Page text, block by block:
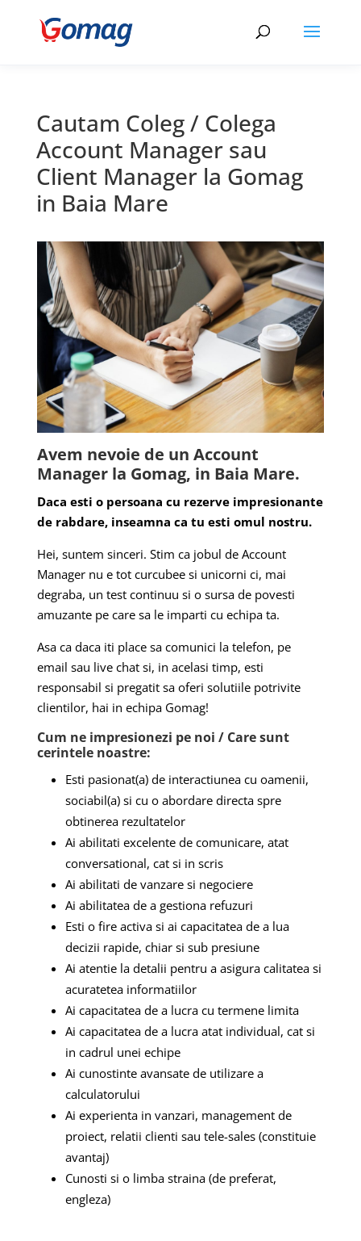
Cautam Coleg / Colega
Account Manager sau
Client Manager la Gomag
in Baia Mare
Avem nevoie de un Account
Manager la Gomag, in Baia Mare.
Daca esti o persoana cu rezerve impresionante
de rabdare, inseamna ca tu esti omul nostru.
Hei, suntem sinceri. Stim ca jobul de Account
Manager nu e tot curcubee si unicorni ci, mai
degraba, un test continuu si o sursa de povesti
amuzante pe care sa le imparti cu echipa ta.
Asa ca daca iti place sa comunici la telefon, pe
email sau live chat si, in acelasi timp, esti
responsabil si pregatit sa oferi solutiile potrivite
clientilor, hai in echipa Gomag!
Cum ne impresionezi pe noi / Care sunt
cerintele noastre:
Esti pasionat(a) de interactiunea cu oamenii,
sociabil(a) si cu o abordare directa spre
obtinerea rezultatelor
Ai abilitati excelente de comunicare, atat
conversational, cat si in scris
Ai abilitati de vanzare si negociere
Ai abilitatea de a gestiona refuzuri
Esti o fire activa si ai capacitatea de a lua
decizii rapide, chiar si sub presiune
Ai atentie la detalii pentru a asigura calitatea si
acuratetea informatiilor
Ai capacitatea de a lucra cu termene limita
Ai capacitatea de a lucra atat individual, cat si
in cadrul unei echipe
Ai cunostinte avansate de utilizare a
calculatorului
Ai experienta in vanzari, management de
proiect, relatii clienti sau tele-sales (constituie
avantaj)
Cunosti si o limba straina (de preferat,
engleza)